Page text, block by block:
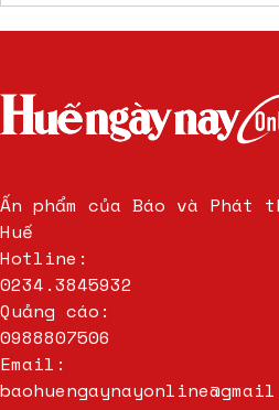
Ấn phẩm của Báo và Phát
Huế
Hotline:
0234.3845932
Quảng cáo:
0988807506
Email: